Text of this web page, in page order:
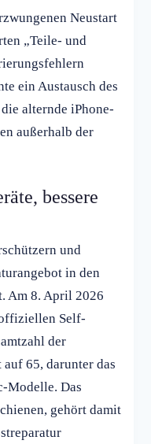
Neustart
„Teile- und
ein Austausch des
alternde iPhone-
außerhalb der
bessere
und
in den
Am 8. April 2026
Self-
der
65, darunter das
Modelle. Das
gehört damit